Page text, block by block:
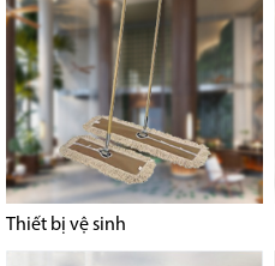
Thiết bị vệ sinh